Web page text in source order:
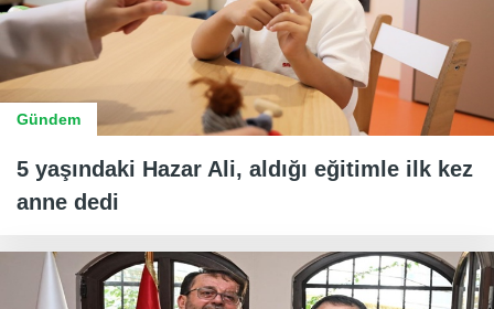
Gündem
5 yaşındaki Hazar Ali, aldığı eğitimle ilk kez
anne dedi